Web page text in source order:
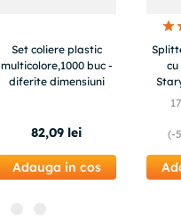
Set coliere plastic
multicolore,1000 buc -
diferite dimensiuni
82,09 lei
Adauga in cos
(-